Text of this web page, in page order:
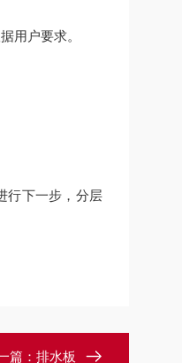
用户要求。
行下一步，分层
篇： 排水板